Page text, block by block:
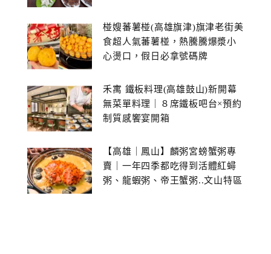
椪嫂蕃薯椪(高雄旗津)旗津老街美
食超人氣蕃薯椪，熱騰騰爆漿小
心燙口，假日必拿號碼牌
禾寓 鐵板料理(高雄鼓山)新開幕
無菜單料理｜８席鐵板吧台×預約
制質感饗宴開箱
【高雄｜鳳山】麟粥宮螃蟹粥專
賣｜一年四季都吃得到活體紅蟳
粥、龍蝦粥、帝王蟹粥..文山特區